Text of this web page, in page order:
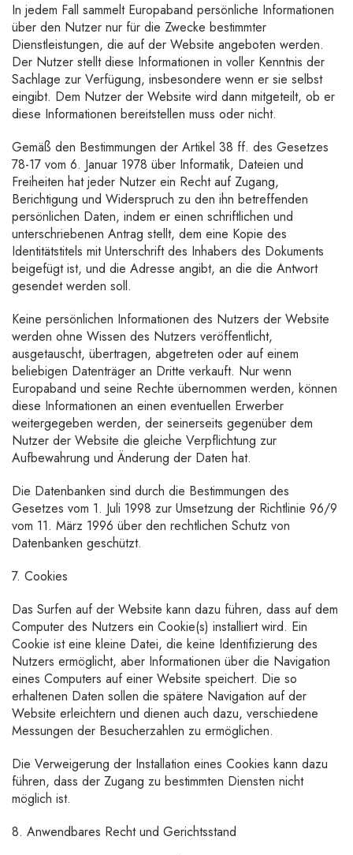
In jedem Fall sammelt Europaband persönliche Informationen
über den Nutzer nur für die Zwecke bestimmter
Dienstleistungen, die auf der Website angeboten werden.
Der Nutzer stellt diese Informationen in voller Kenntnis der
Sachlage zur Verfügung, insbesondere wenn er sie selbst
eingibt. Dem Nutzer der Website wird dann mitgeteilt, ob er
diese Informationen bereitstellen muss oder nicht.
Gemäß den Bestimmungen der Artikel 38 ff. des Gesetzes
78-17 vom 6. Januar 1978 über Informatik, Dateien und
Freiheiten hat jeder Nutzer ein Recht auf Zugang,
Berichtigung und Widerspruch zu den ihn betreffenden
persönlichen Daten, indem er einen schriftlichen und
unterschriebenen Antrag stellt, dem eine Kopie des
Identitätstitels mit Unterschrift des Inhabers des Dokuments
beigefügt ist, und die Adresse angibt, an die die Antwort
gesendet werden soll.
Keine persönlichen Informationen des Nutzers der Website
werden ohne Wissen des Nutzers veröffentlicht,
ausgetauscht, übertragen, abgetreten oder auf einem
beliebigen Datenträger an Dritte verkauft. Nur wenn
Europaband und seine Rechte übernommen werden, können
diese Informationen an einen eventuellen Erwerber
weitergegeben werden, der seinerseits gegenüber dem
Nutzer der Website die gleiche Verpflichtung zur
Aufbewahrung und Änderung der Daten hat.
Die Datenbanken sind durch die Bestimmungen des
Gesetzes vom 1. Juli 1998 zur Umsetzung der Richtlinie 96/9
vom 11. März 1996 über den rechtlichen Schutz von
Datenbanken geschützt.
7. Cookies
Das Surfen auf der Website kann dazu führen, dass auf dem
Computer des Nutzers ein Cookie(s) installiert wird. Ein
Cookie ist eine kleine Datei, die keine Identifizierung des
Nutzers ermöglicht, aber Informationen über die Navigation
eines Computers auf einer Website speichert. Die so
erhaltenen Daten sollen die spätere Navigation auf der
Website erleichtern und dienen auch dazu, verschiedene
Messungen der Besucherzahlen zu ermöglichen.
Die Verweigerung der Installation eines Cookies kann dazu
führen, dass der Zugang zu bestimmten Diensten nicht
möglich ist.
8. Anwendbares Recht und Gerichtsstand